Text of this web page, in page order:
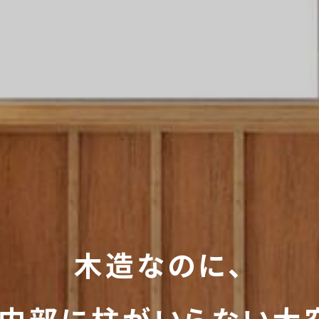
木造なのに、